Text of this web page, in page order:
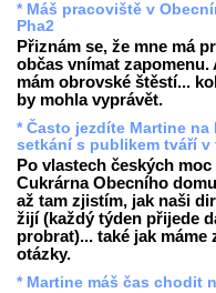
* Máš pracoviště v
Pha2
Přiznám se, že mne má
občas vnímat
mám obrovské štěstí...
by mohla vyprávět.
* Často jezdíte Martine
setkání s publikem tváří v
Po vlastech českých
Cukrárna Obecního
až tam zjistím, jak naši
žijí (každý týden přijede
probrat)... také jak
otázky.
* Martine máš čas chodit